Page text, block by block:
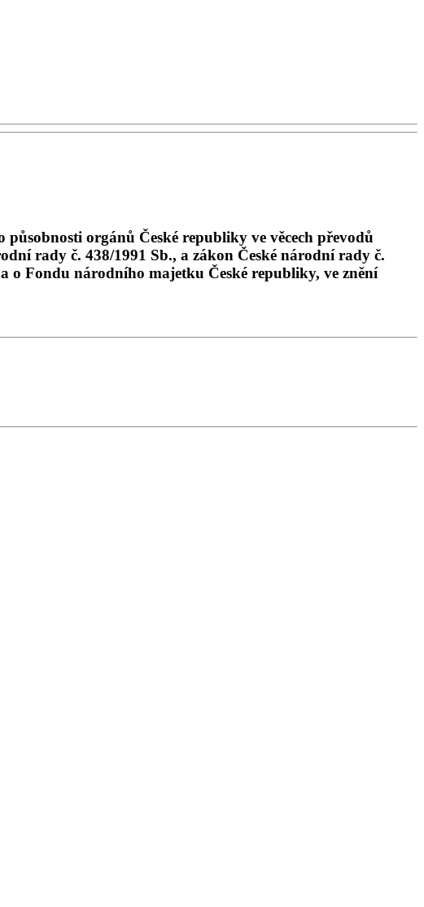
orgánů České republiky ve věcech převodů
rady č. 438/1991 Sb., a zákon České národní rady č.
o Fondu národního majetku České republiky, ve znění